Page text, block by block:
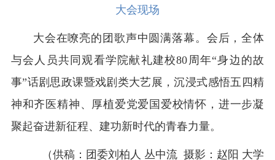
大会现场
大会在嘹亮的团歌声中圆满落幕。会后，全体
与会人员共同观看学院献礼建校80周年“身边的故
事”话剧思政课暨戏剧类大艺展，沉浸式感悟五四精
神和齐医精神、厚植爱党爱国爱校情怀，进一步凝
聚起奋进新征程、建功新时代的青春力量。
（供稿：团委刘柏人 丛中流 摄影：赵阳 大学